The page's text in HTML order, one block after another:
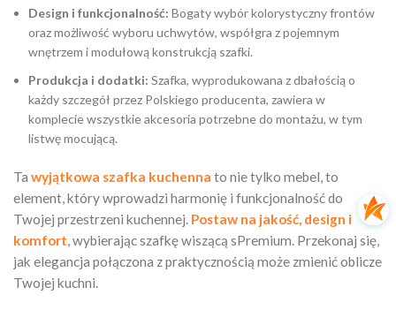
Design i funkcjonalność: Bogaty wybór kolorystyczny frontów
oraz możliwość wyboru uchwytów, współgra z pojemnym
wnętrzem i modułową konstrukcją szafki.
Produkcja i dodatki: Szafka, wyprodukowana z dbałością o
każdy szczegół przez Polskiego producenta, zawiera w
komplecie wszystkie akcesoria potrzebne do montażu, w tym
listwę mocującą.
Ta wyjątkowa szafka kuchenna to nie tylko mebel, to
element, który wprowadzi harmonię i funkcjonalność do
Twojej przestrzeni kuchennej. Postaw na jakość, design i
komfort , wybierając szafkę wiszącą sPremium. Przekonaj się,
jak elegancja połączona z praktycznością może zmienić oblicze
Twojej kuchni.